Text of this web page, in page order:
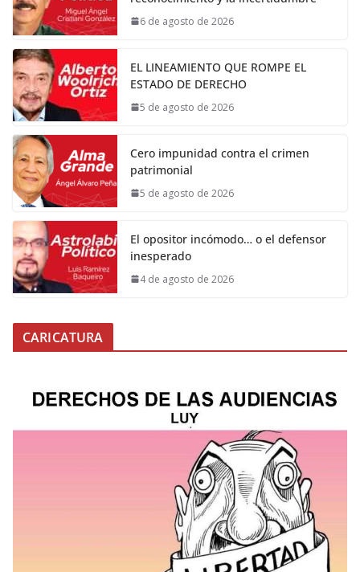
6 de agosto de 2026
EL LINEAMIENTO QUE ROMPE EL
ESTADO DE DERECHO
5 de agosto de 2026
Cero impunidad contra el crimen
patrimonial
5 de agosto de 2026
El opositor incómodo… o el defensor
inesperado
4 de agosto de 2026
CARICATURA